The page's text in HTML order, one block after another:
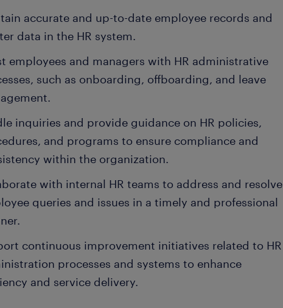
accurate and up-to-date employee records and
data in the HR system.
employees and managers with HR administrative
such as onboarding, offboarding, and leave
inquiries and provide guidance on HR policies,
and programs to ensure compliance and
within the organization.
with internal HR teams to address and resolve
queries and issues in a timely and professional
continuous improvement initiatives related to HR
processes and systems to enhance
and service delivery.